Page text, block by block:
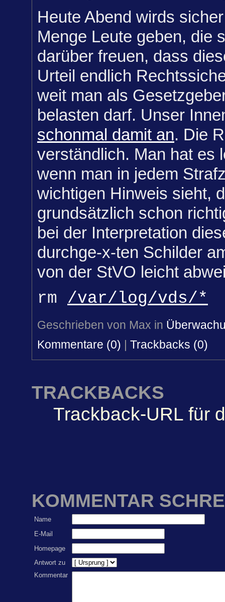
Heute Abend wirds
Menge Leute geben, die
darüber freuen, dass
Urteil endlich
weit man als
belasten darf. Unser
schonmal damit an. Die
verständlich. Man hat es
wenn man in jedem
wichtigen Hinweis sieht,
grundsätzlich schon
bei der Interpretation
durchge-x-ten Schilder
von der StVO leicht
rm /var/log/vds/*
Geschrieben von Max in
Kommentare (0)
Trackbacks (0)
TRACKBACKS
Trackback-URL für
KOMMENTAR
Name
E-Mail
Homepage
Antwort zu
Kommentar